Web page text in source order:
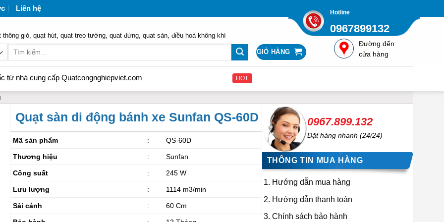
Liên hệ Hotline
0967899132
thông gió, quạt hút, quat treo tường, quat đứng, quat sàn, điều hoà không khí
GIỎ HÀNG
Đường đến
cửa hàng
cấp Quatcongnghiepviet.com HOT
Quạt sàn di động bánh xe Sunfan QS-60D
Mã sản phẩm : QS-60D
Thương hiệu : Sunfan
Công suất : 245 W
Lưu lượng : 1114 m3/min
Sải cánh : 60 Cm
0967.899.132
Đặt hàng nhanh (24/24)
THÔNG TIN MUA HÀNG
Hướng dẫn mua hàng
Hướng dẫn thanh toán
Chính sách bảo hành